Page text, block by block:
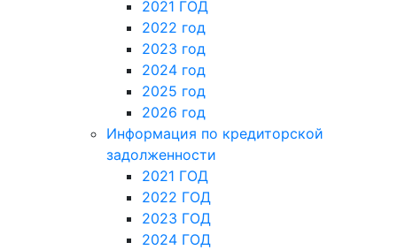
2021 ГОД
2022 год
2023 год
2024 год
2025 год
2026 год
Информация по кредиторской
задолженности
2021 ГОД
2022 ГОД
2023 ГОД
2024 ГОД